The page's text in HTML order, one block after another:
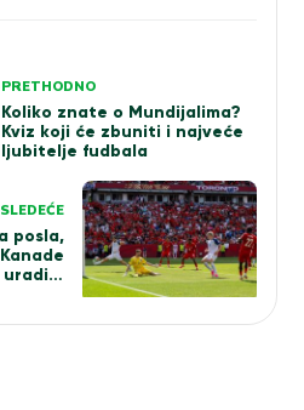
PRETHODNO
Koliko znate o Mundijalima?
Kviz koji će zbuniti i najveće
ljubitelje fudbala
SLEDEĆE
posla,